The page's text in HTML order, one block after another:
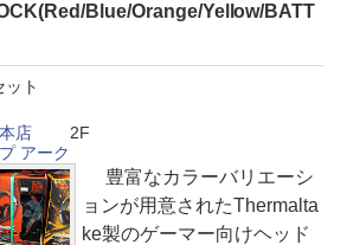
Blue/Orange/Yellow/BATT
ト
店
2F
アーク
豊富なカラーバリエーシ
ョンが用意されたThermalta
ke製のゲーマー向けヘッド